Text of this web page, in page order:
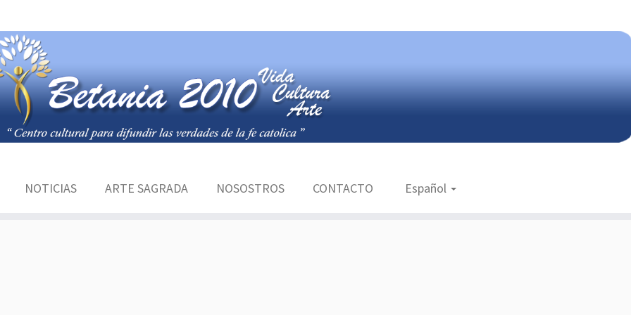
llamadade forma incorrecta. La carga de la traducción para el dominio customizr se activó demasiado pronto. Esto
ejecuta demasiado pronto. Las traducciones deberían cargarse en la acción
fue añadido en la versión 6.7.0). in /home/italcr2017newmda/public_html/wp-includes/functions.php
will be suppressed on further calls in/home/italcr2017newmda/public_html/wp-
on line111
NOTICIAS ARTE SAGRADA NOSOSTROS CONTACTO Español